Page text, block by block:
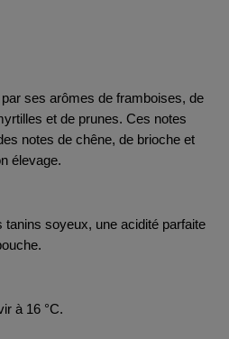
ses arômes de framboises, de
et de prunes. Ces notes
notes de chêne, de brioche et
élevage.
soyeux, une acidité parfaite
à 16 °C.